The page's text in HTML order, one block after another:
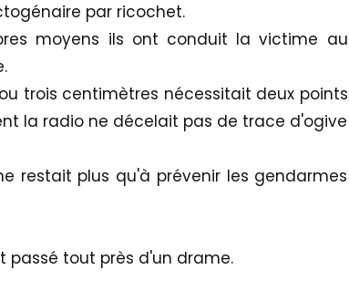
par ricochet.
moyens ils ont conduit la victime au
trois centimètres nécessitait deux points
la radio ne décelait pas de trace d'ogive
restait plus qu'à prévenir les gendarmes
passé tout près d'un drame.